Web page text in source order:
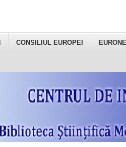
CONSILIUL EUROPEI